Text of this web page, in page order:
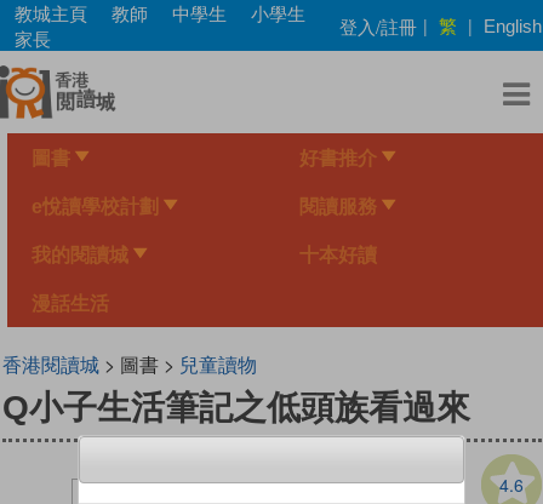
Skip
main
content
教城主頁 教師 中學生
小學生
家長
登入/註冊 | 繁 | English
圖書 好書推介
e悅讀學校計劃 閱讀服務
我的閱讀城 十本好讀
漫話生活
香港閱讀城> 圖書 > 兒童讀物
Q小子生活筆記之低頭族看過來
4.6